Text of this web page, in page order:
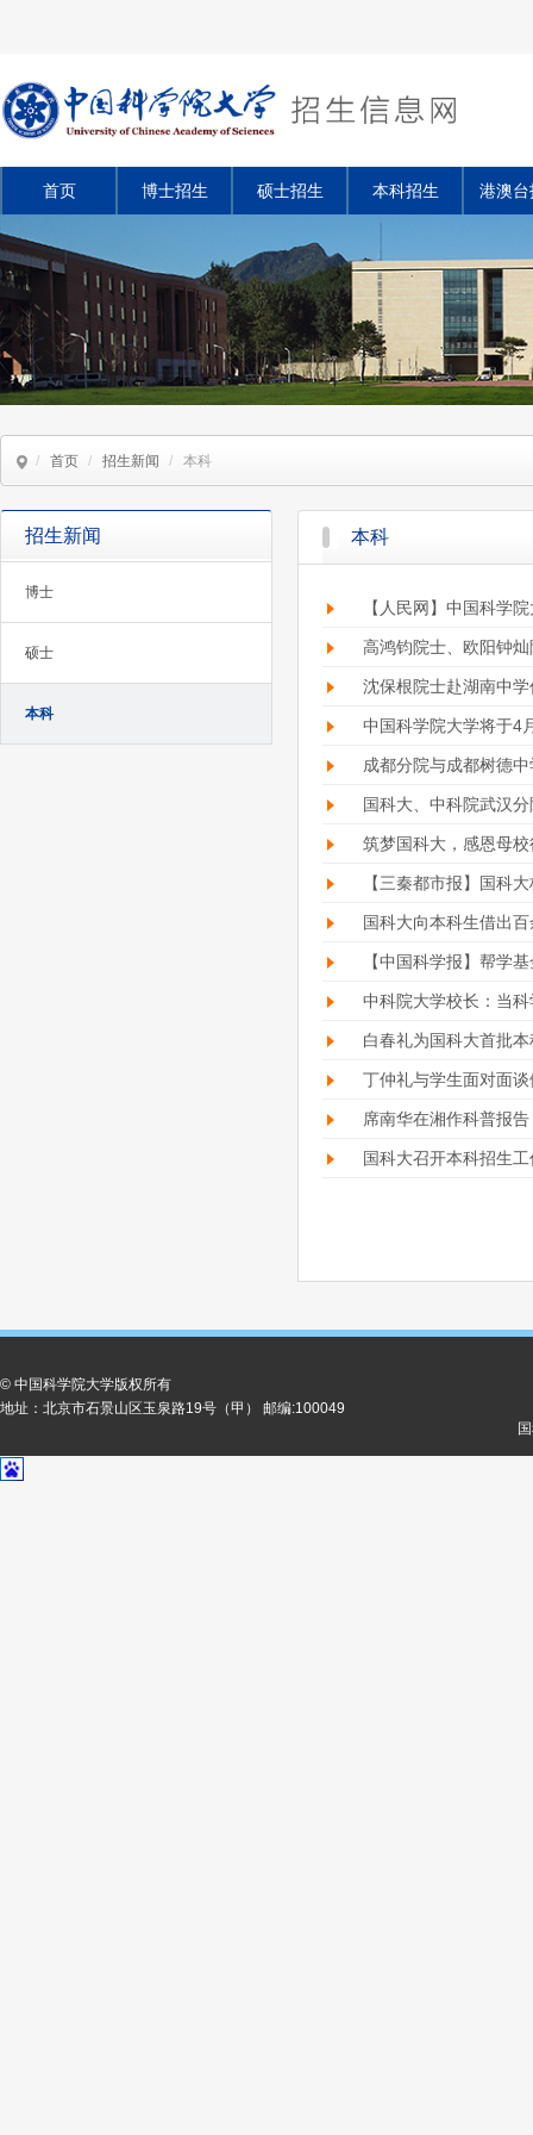
首页 博士招生 硕士招生 本科招生 港澳台
/ 首页 / 招生新闻 / 本科
招生新闻
博士
硕士
本科
本科
【人民网】中国科学
高鸿钧院士、欧阳钟
沈保根院士赴湖南中
中国科学院大学将于4
成都分院与成都树德
国科大、中科院武汉
筑梦国科大，感恩母
【三秦都市报】国科
国科大向本科生借出
【中国科学报】帮学
中科院大学校长：当
白春礼为国科大首批
丁仲礼与学生面对面
席南华在湘作科普报
国科大召开本科招生
© 中国科学院大学版权所有
地址：北京市石景山区玉泉路19号（甲） 邮编:100049